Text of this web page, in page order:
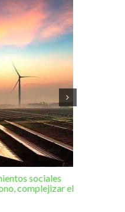
sociales
complejizar el